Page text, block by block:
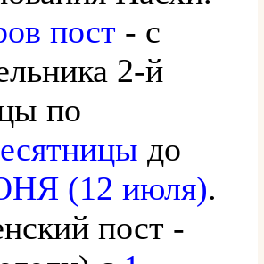
пост - с
2-й
по
до
(12 июля).
пост -